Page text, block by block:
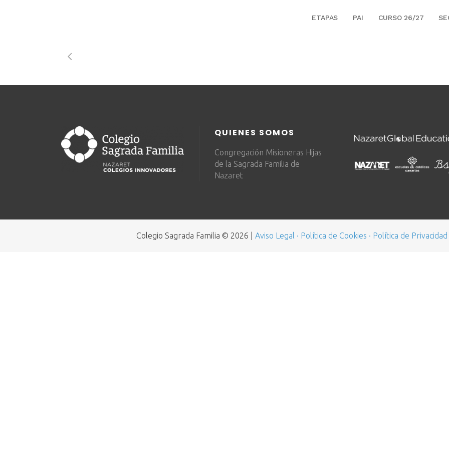
ETAPAS PAI CURSO 26/27
QUIENES SOMOS
Congregación Misioneras Hijas
de la Sagrada Familia de
Nazaret
Colegio Sagrada Familia © 2026 | Aviso Legal · Política de Cookies · Política de Privacidad